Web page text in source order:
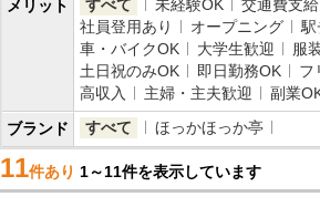
メリット すべて 未経験OK 交通費支給
社員登用あり
オープニング
駅
車・バイクOK
大学生歓迎 服
土日祝のみOK
即日勤務OK
フ
高収入
主婦・主夫歓迎
副業
ブランド
すべて ほっかほっか亭
11件あり 1～11件を表示しています